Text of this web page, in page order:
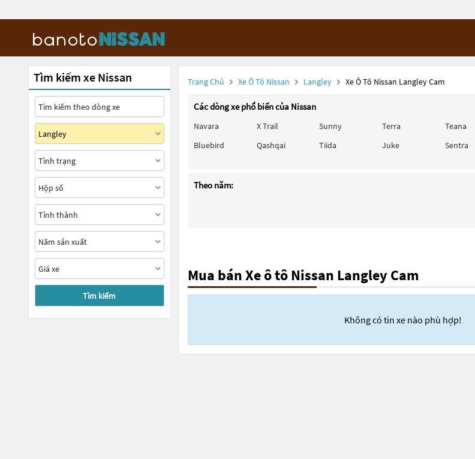
Tìm kiếm xe Nissan
Tìm kiếm
Trang Chủ Xe Ô Tô Nissan Langley Xe Ô Tô Nissan Langley Cam
Các dòng xe phổ biến của Nissan
Navara X Trail Sunny Terra Teana
Bluebird
Qashqai Tiida Juke Sentra
Theo năm:
Mua bán Xe ô tô Nissan Langley Cam
Không có tin xe nào phù hợp!